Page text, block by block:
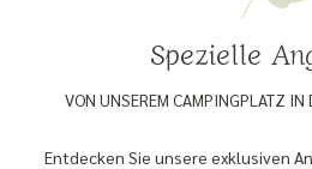
Spezielle
VON UNSEREM CAMPINGPLATZ IN
Entdecken Sie unsere exklusiven